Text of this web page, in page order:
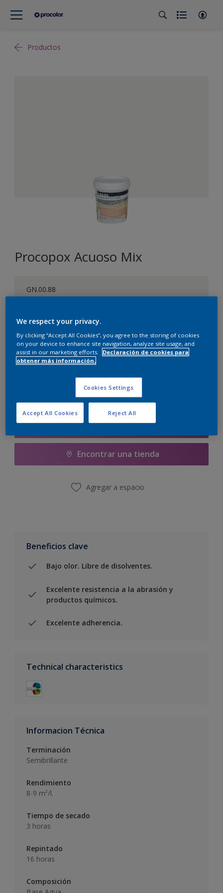
Productos
Procopox Acuoso Mix
GN.00.88
Tamaño
5 litros
Agregar a la lista de deseos
Encontrar una tienda
Agregar a espacio
Beneficios clave
Bajo olor. Libre de disolventes.
Excelente resistencia a la abrasión y
productos químicos.
Excelente adherencia.
Technical characteristics
Informacion Técnica
Terminación
Semibrillante
Rendimiento
8-9 m²/l.
Tiempo de secado
3 horas
Repintado
16 horas
Composición
We respect your privacy.
By clicking “Accept All Cookies”, you agree to the storing of cookies
on your device to enhance site navigation, analyze site usage, and
assist in our marketing efforts.
Declaración de cookies para
obtener más información.
Cookies Settings
Reject All
Accept All Cookies